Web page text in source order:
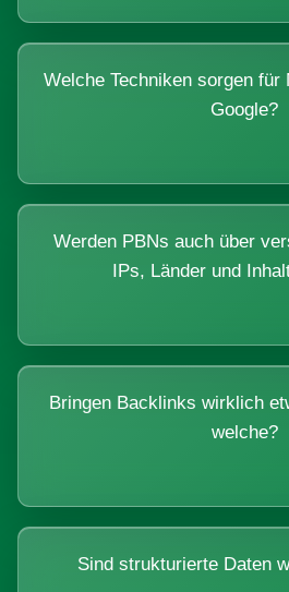
Welche Techniken sorgen für
Google?
Werden PBNs auch über
IPs, Länder und
Bringen Backlinks wirklich
welche?
Sind strukturierte Daten